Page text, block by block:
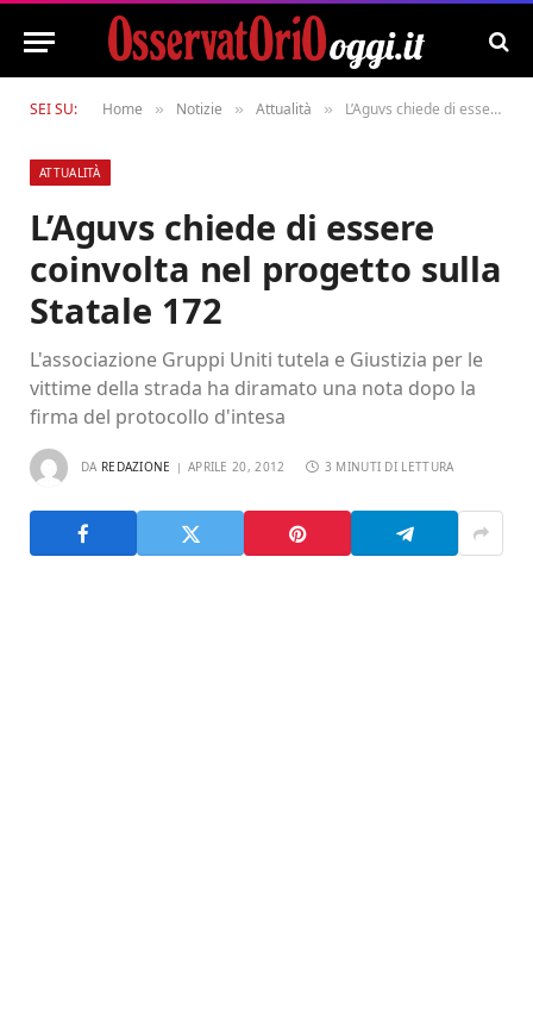
SEI SU: Home » Notizie » Attualità » L’Aguvs chiede di essere coinvolta nel progetto sulla Statale 172
ATTUALITÀ
L’Aguvs chiede di essere
coinvolta nel progetto sulla
Statale 172
L'associazione Gruppi Uniti tutela e Giustizia per le
vittime della strada ha diramato una nota dopo la
firma del protocollo d'intesa
DA REDAZIONE APRILE 20, 2012 3 MINUTI DI LETTURA